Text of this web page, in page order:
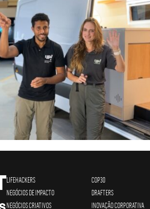
LIFEHACKERS
NEGÓCIOS DE IMPACTO
NEGÓCIOS CRIATIVOS
COP30
DRAFTERS
INOVAÇÃO CORPORATIVA